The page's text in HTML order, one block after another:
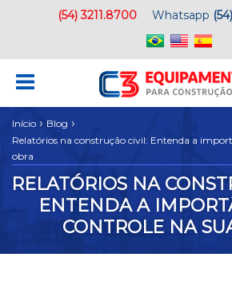
(54) 3211.8700 Whatsapp
Início › Blog ›
Relatórios na construção civil: Entenda a
obra
RELATÓRIOS NA
ENTENDA A
CONTROLE NA